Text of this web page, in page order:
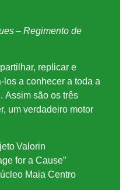
– Regimento de
replicar e
a conhecer a toda a
Assim são os três
um verdadeiro motor
Valorin
for a Cause”
Maia Centro